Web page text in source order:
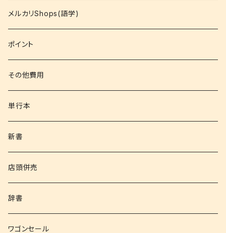
コミック
文庫
その他書籍
書籍以外
メルカリShops(語学)
ポイント
その他費用
単行本
新書
店頭併売
辞書
ワゴンセール